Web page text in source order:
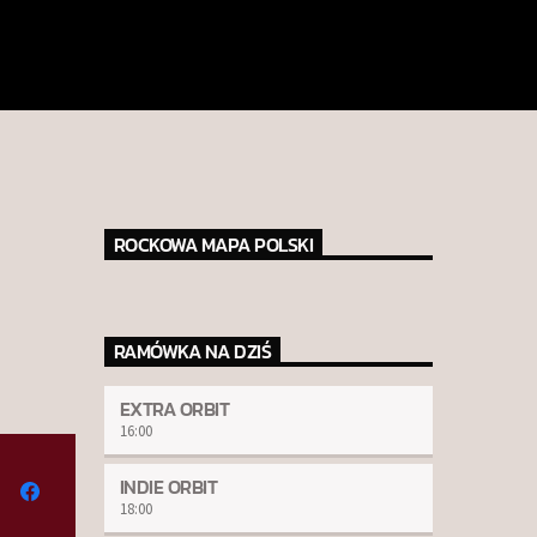
ROCKOWA MAPA POLSKI
RAMÓWKA NA DZIŚ
EXTRA ORBIT
16:00
INDIE ORBIT
18:00